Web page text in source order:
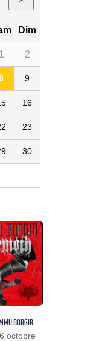
Dim
1 2
9
16
23
30
BORGIR
octobre